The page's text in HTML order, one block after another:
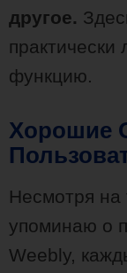
другое.
функцию.
Хорошие
Несмотря на
упоминаю о
Weebly,